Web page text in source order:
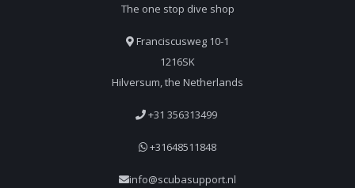
The one stop dive shop
Franciscusweg 10-1
1216SK
Hilversum, the Netherlands
+31 356313499
+31648511848
info@scubasupport.nl